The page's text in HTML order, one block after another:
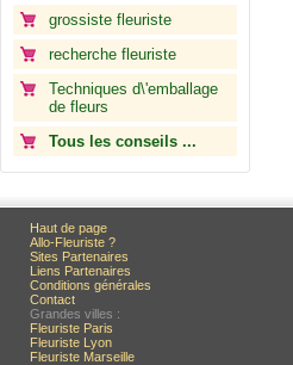
grossiste fleuriste
recherche fleuriste
Techniques d\'emballage
de fleurs
Tous les conseils ...
Haut de page
Allo-Fleuriste ?
Sites Partenaires
Liens Partenaires
Conditions générales
Contact
Grandes villes :
Fleuriste Paris
Fleuriste Lyon
Fleuriste Marseille